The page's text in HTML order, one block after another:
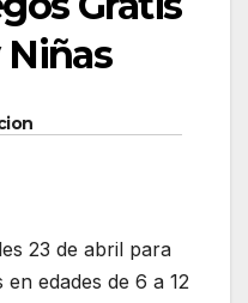
Niñas
23 de abril para
edades de 6 a 12